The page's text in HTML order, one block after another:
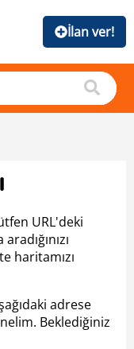
İlan ver!
URL'deki
haritamızı
adrese
Beklediğiniz